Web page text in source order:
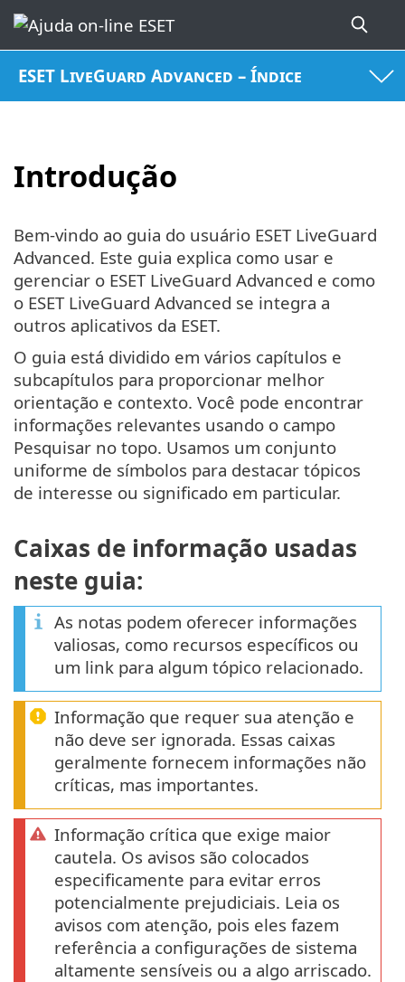
ESET LiveGuard Advanced – Índice
Introdução
Bem-vindo ao guia do usuário ESET LiveGuard
Advanced. Este guia explica como usar e
gerenciar o ESET LiveGuard Advanced e como
o ESET LiveGuard Advanced se integra a
outros aplicativos da ESET.
O guia está dividido em vários capítulos e
subcapítulos para proporcionar melhor
orientação e contexto. Você pode encontrar
informações relevantes usando o campo
Pesquisar no topo. Usamos um conjunto
uniforme de símbolos para destacar tópicos
de interesse ou significado em particular.
Caixas de informação usadas
neste guia:
As notas podem oferecer informações
valiosas, como recursos específicos ou
um link para algum tópico relacionado.
Informação que requer sua atenção e
não deve ser ignorada. Essas caixas
geralmente fornecem informações não
críticas, mas importantes.
Informação crítica que exige maior
cautela. Os avisos são colocados
especificamente para evitar erros
potencialmente prejudiciais. Leia os
avisos com atenção, pois eles fazem
referência a configurações de sistema
altamente sensíveis ou a algo arriscado.